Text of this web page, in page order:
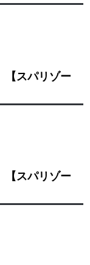
【スパリゾー
【スパリゾー